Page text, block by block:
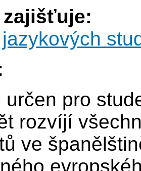
zajišťuje:
určen pro
rozvíjí
ve